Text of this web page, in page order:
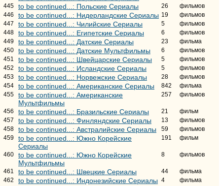
445
to be continued...: Польские Сериалы 26
фильмов
446
to be continued...: Нидерландские Сериалы 19
фильмов
447
to be continued...: Чилийские Сериалы 5
фильмов
448
to be continued...: Египетские Сериалы 6
фильмов
449
to be continued...: Датские Сериалы 23
фильма
450
to be continued...: Датские Мультфильмы 6
фильмов
451
to be continued...: Швейцарские Сериалы 5
фильмов
452
to be continued...: Исландские Сериалы 5
фильмов
453
to be continued...: Норвежские Сериалы 28
фильмов
454
to be continued...: Американские Сериалы 842
фильма
455
to be continued...: Американские
Мультфильмы
257 фильмов
456 to be continued...: Бразильские Сериалы 21
фильм
457
to be continued...: Финляндские Сериалы 13
фильмов
458
to be continued...: Австралийские Сериалы 59
фильмов
459
to be continued...: Южно Корейские
Сериалы
191 фильм
460
to be continued...: Южно Корейские
Мультфильмы
8 фильмов
461 to be continued...: Швецкие Сериалы 44
фильма
462
to be continued...: Индонезийские Сериалы 4
фильма